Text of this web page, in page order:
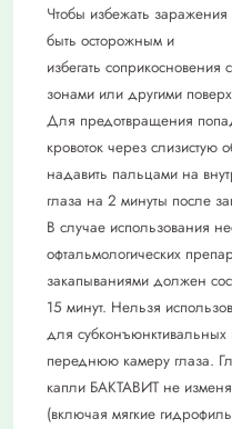
Чтобы избежать заражения
быть осторожным и
избегать
зонами или другими
Для предотвращения
кровоток через слизистую
надавить пальцами на
глаза на 2 минуты после
В случае использования
офтальмологических
закапываниями должен
15 минут. Нельзя
для
переднюю камеру глаза.
капли БАКТАВИТ не
(включая мягкие